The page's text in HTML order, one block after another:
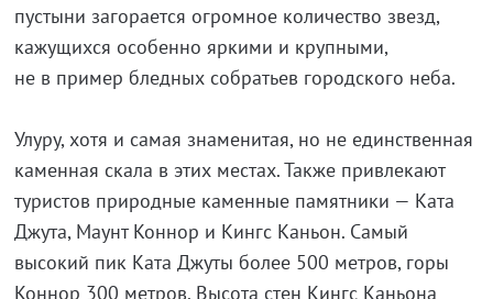
пустыни загорается огромное количество звезд,
кажущихся особенно яркими и крупными,
не в пример бледных собратьев городского неба.
Улуру, хотя и самая знаменитая, но не единственная
каменная скала в этих местах. Также привлекают
туристов природные каменные памятники — Ката
Джута, Маунт Коннор и Кингс Каньон. Самый
высокий пик Ката Джуты более 500 метров, горы
Коннор 300 метров. Высота стен Кингс Каньона